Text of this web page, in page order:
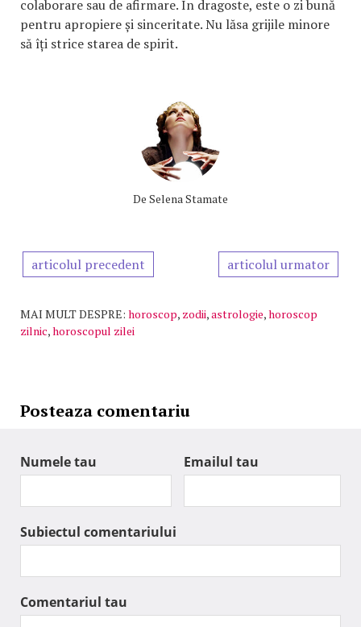
colaborare sau de afirmare. În dragoste, este o zi bună
pentru apropiere și sinceritate. Nu lăsa grijile minore
să îți strice starea de spirit.
De Selena Stamate
articolul precedent articolul urmator
MAI MULT DESPRE: horoscop, zodii,astrologie,horoscop
zilnic,horoscopul zilei
Posteaza comentariu
Numele tau Emailul tau
Subiectul comentariului
Comentariul tau